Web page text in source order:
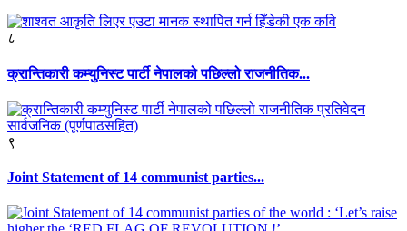
८
क्रान्तिकारी कम्युनिस्ट पार्टी नेपालको पछिल्लो राजनीतिक...
९
Joint Statement of 14 communist parties...